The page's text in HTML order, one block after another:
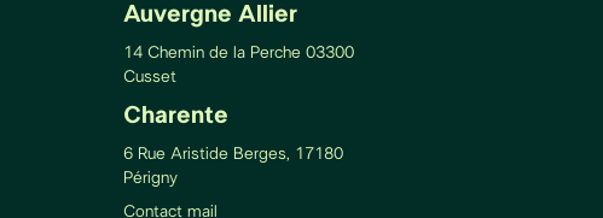
Auvergne Allier
14 Chemin de la Perche 03300
Cusset
Charente
6 Rue Aristide Berges, 17180
Périgny
Contact mail